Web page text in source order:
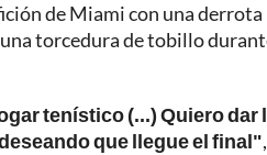
de Miami con una derrota
torcedura de tobillo
tenístico (...) Quiero dar
que llegue el final",